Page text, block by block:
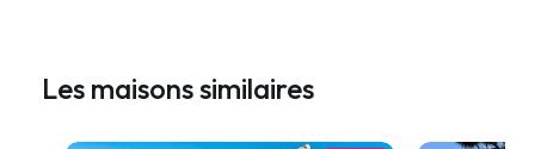
Les maisons similaires